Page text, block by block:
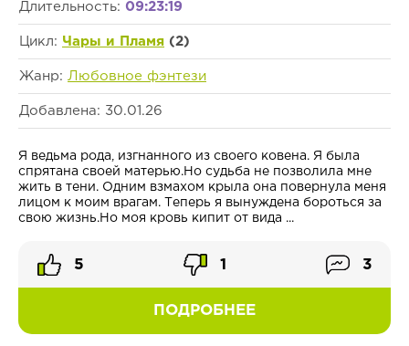
Длительность: 09:23:19
Цикл: Чары и Пламя (2)
Жанр: Любовное фэнтези
Добавлена: 30.01.26
Я ведьма рода, изгнанного из своего ковена. Я была
спрятана своей матерью.Но судьба не позволила мне
жить в тени. Одним взмахом крыла она повернула меня
лицом к моим врагам. Теперь я вынуждена бороться за
свою жизнь.Но моя кровь кипит от вида ...
ПОДРОБНЕЕ
5 1 3